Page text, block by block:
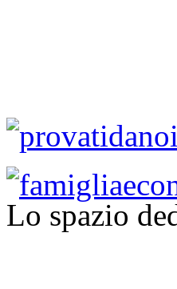
Lo spazio